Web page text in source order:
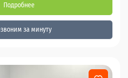
Подробнее
за минуту